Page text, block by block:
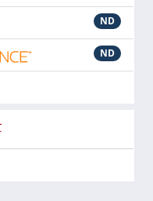
ND
ND